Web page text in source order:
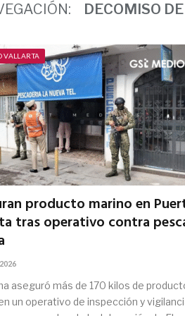
DECOMISO
VALLARTA
producto marino en
tras operativo contra
aseguró más de 170 kilos de
un operativo de inspección y